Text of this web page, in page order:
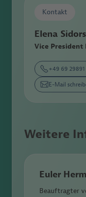
Kontakt
Elena
Vice President
+49 69 29891
E-Mail
Weitere
Euler
Beauftragter